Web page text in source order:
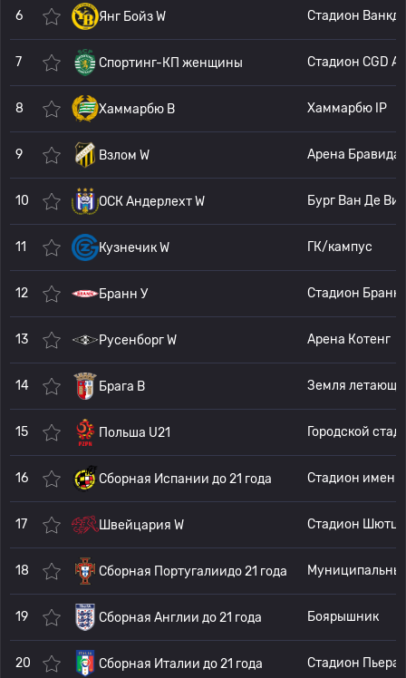
6 Янг Бойз W
7 Спортинг-КП женщины
8 Хаммарбю В Хаммарбю IP
9 Взлом W Арена Бравида
10 ОСК Андерлехт W
11 Кузнечик W ГК/кампус
12 Бранн У Стадион Бранн
13 Русенборг W Арена Котенг
14 Брага В
15 Польша U21
16 Сборная Испании до 21 года
17 Швейцария W
18 Сборная Португалиидо 21 года
19 Сборная Англии до 21 года Боярышник
20 Сборная Италии до 21 года